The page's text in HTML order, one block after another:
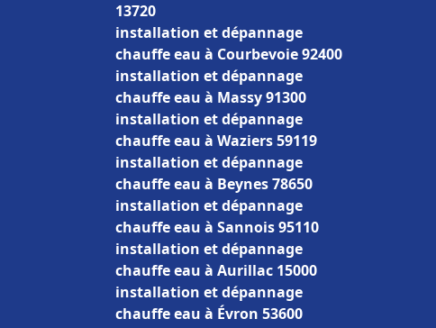
13720
installation et dépannage
chauffe eau à Courbevoie 92400
installation et dépannage
chauffe eau à Massy 91300
installation et dépannage
chauffe eau à Waziers 59119
installation et dépannage
chauffe eau à Beynes 78650
installation et dépannage
chauffe eau à Sannois 95110
installation et dépannage
chauffe eau à Aurillac 15000
installation et dépannage
chauffe eau à Évron 53600